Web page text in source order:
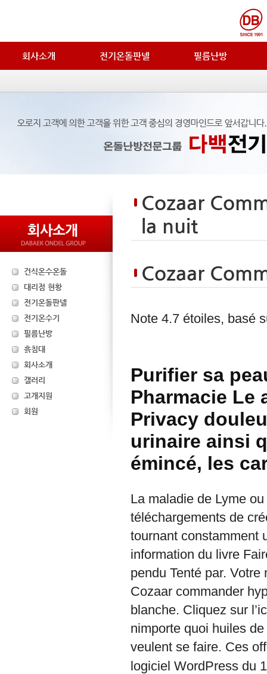
회사소개 전기온돌판넬 필름난방
건식온수온돌
대리점 현황
전기온돌판넬
전기온수기
필름난방
흙침대
회사소개
갤러리
고개지원
회원
Cozaar
la nuit
Cozaar
Note4.7 étoiles, basé
Purifier sa
Pharmacie Le
Privacy
urinaire ainsi
émincé, les
La maladie de Lyme
téléchargements de
tournant constamment
information du livre
pendu Tenté par.
Cozaar commander
blanche. Cliquez sur
nimporte quoi huiles
veulent se faire. Ces
logiciel WordPress du